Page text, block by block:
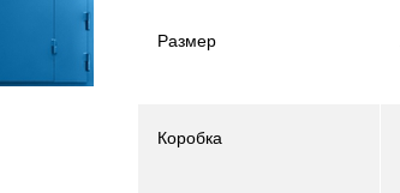
Размер
Коробка